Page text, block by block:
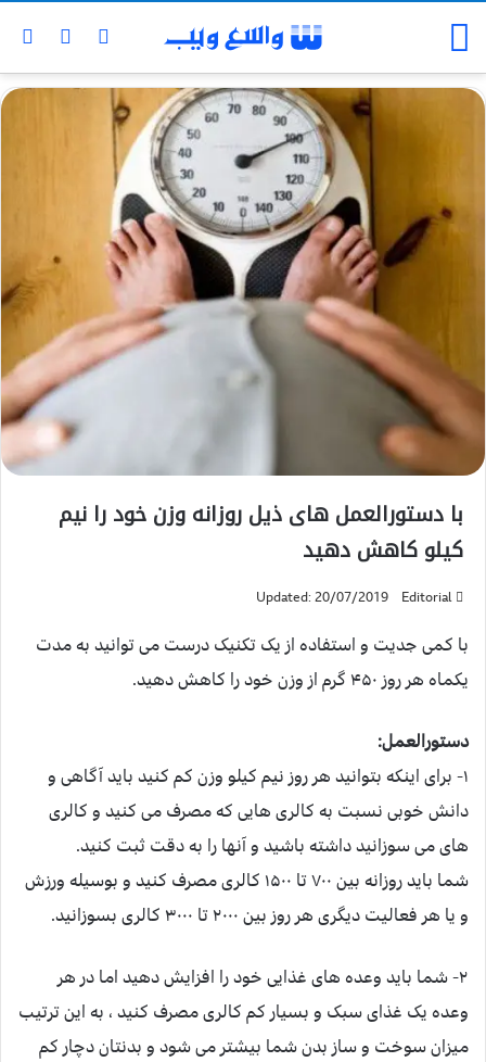
با دستورالعمل های ذیل روزانه وزن خود را نیم
کیلو کاهش دهید
Editorial
Updated: 20/07/2019
با کمی جدیت و استفاده از یک تکنیک درست می توانید به مدت
یکماه هر روز ۴۵۰ گرم از وزن خود را کاهش دهید.
دستورالعمل:
۱- برای اینکه بتوانید هر روز نیم کیلو وزن کم کنید باید آگاهی و
دانش خوبی نسبت به کالری هایی که مصرف می کنید و کالری
های می سوزانید داشته باشید و آنها را به دقت ثبت کنید.
شما باید روزانه بین ۷۰۰ تا ۱۵۰۰ کالری مصرف کنید و بوسیله ورزش
و یا هر فعالیت دیگری هر روز بین ۲۰۰۰ تا ۳۰۰۰ کالری بسوزانید.
۲- شما باید وعده های غذایی خود را افزایش دهید اما در هر
وعده یک غذای سبک و بسیار کم کالری مصرف کنید ، به این ترتیب
میزان سوخت و ساز بدن شما بیشتر می شود و بدنتان دچار کم